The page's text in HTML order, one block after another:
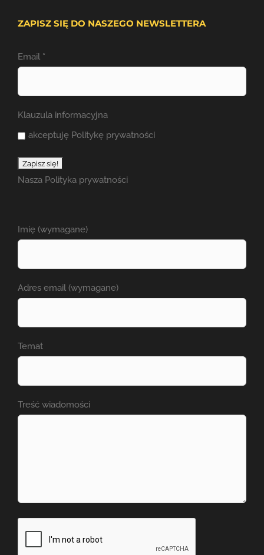
ZAPISZ SIĘ DO NASZEGO NEWSLETTERA
Email *
Klauzula informacyjna
akceptuję Politykę prywatności
Nasza Polityka prywatności
Imię (wymagane)
Adres email (wymagane)
Temat
Treść wiadomości